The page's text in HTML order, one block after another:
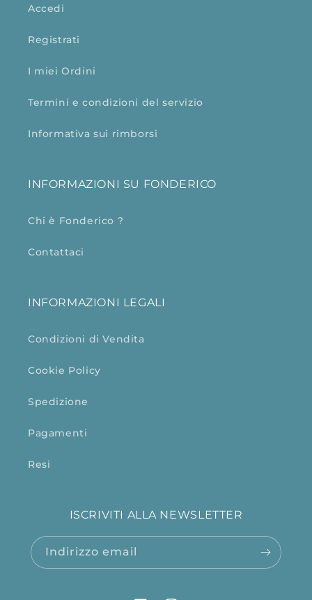
Accedi
Registrati
I miei Ordini
Termini e condizioni del servizio
Informativa sui rimborsi
INFORMAZIONI SU FONDERICO
Chi è Fonderico ?
Contattaci
INFORMAZIONI LEGALI
Condizioni di Vendita
Cookie Policy
Spedizione
Pagamenti
Resi
ISCRIVITI ALLA NEWSLETTER
Indirizzo email